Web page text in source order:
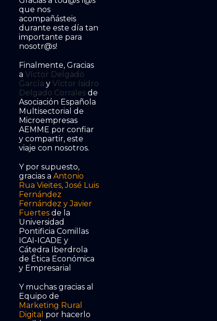
que nos
acompañásteis
durante este día tan
importante para
nosotr@s!
Finalmente, Gracias
aVíctor Delgado
García yVíctor Isidro
Delgado Corrales de
Asociación Española
Multisectorial de
Microempresas
AEMME por confiar
y compartir, este
viaje con nosotros.
Y por supuesto,
gracias a Antonio
Rua Vieites,José Luis
Fernández
Fernández yJavier
Fuertes de la
Universidad
Pontificia Comillas
ICAI-ICADE y
Cátedra Iberdrola
de Ética Económica
y Empresarial
Y muchas gracias al
Equipo de
Marketing Rural
Digital por hacerlo